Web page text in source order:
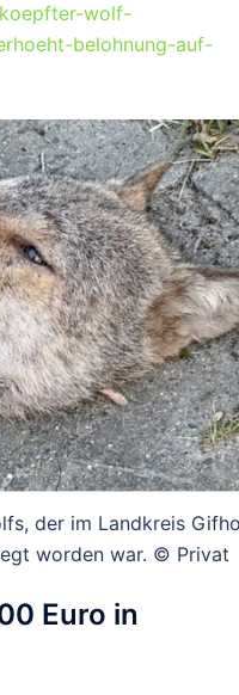
wolf-
belohnung-auf-
der im Landkreis
worden war. © Privat
Euro in